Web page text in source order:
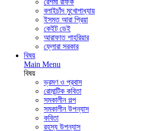
রেশমী রফিক
বলাইচাঁদ মুখোপাধ্যায়
ইসমত আরা প্রিয়া
কেইট ডেই
আরাফাত শাহরিয়ার
ফ্লোরা সরকার
বিষয়
Main Menu
বিষয়
ভ্রমণ ও প্রবাস
রোমান্টিক কবিতা
সমকালীন গল্প
সমকালীন উপন্যাস
কবিতা
রহস্য উপন্যাস